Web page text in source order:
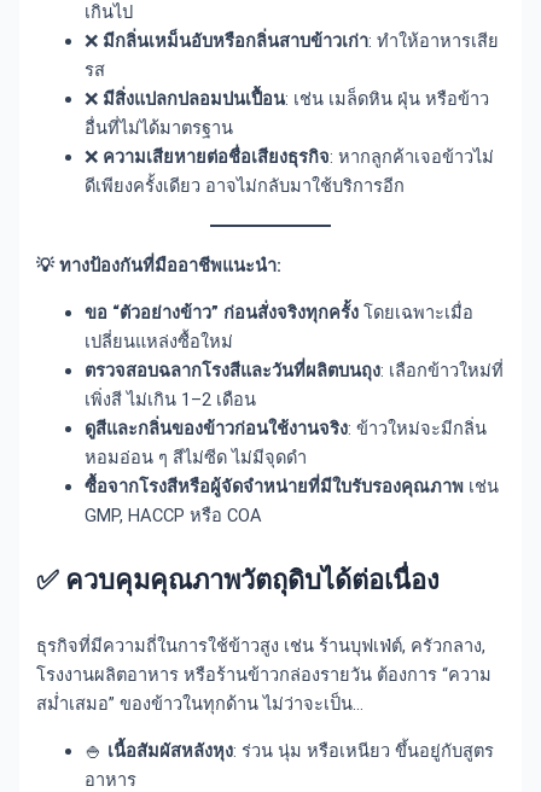
เกินไป
❌ มีกลิ่นเหม็นอับหรือกลิ่นสาบข้าวเก่า: ทำให้อาหารเสีย
รส
❌ มีสิ่งแปลกปลอมปนเปื้อน: เช่น เมล็ดหิน ฝุ่น หรือข้าว
อื่นที่ไม่ได้มาตรฐาน
❌ ความเสียหายต่อชื่อเสียงธุรกิจ: หากลูกค้าเจอข้าวไม่
ดีเพียงครั้งเดียว อาจไม่กลับมาใช้บริการอีก
💡 ทางป้องกันที่มืออาชีพแนะนำ:
ขอ “ตัวอย่างข้าว” ก่อนสั่งจริงทุกครั้ง โดยเฉพาะเมื่อ
เปลี่ยนแหล่งซื้อใหม่
ตรวจสอบฉลากโรงสีและวันที่ผลิตบนถุง: เลือกข้าวใหม่ที่
เพิ่งสี ไม่เกิน 1–2 เดือน
ดูสีและกลิ่นของข้าวก่อนใช้งานจริง: ข้าวใหม่จะมีกลิ่น
หอมอ่อน ๆ สีไม่ซีด ไม่มีจุดดำ
ซื้อจากโรงสีหรือผู้จัดจำหน่ายที่มีใบรับรองคุณภาพ เช่น
GMP, HACCP หรือ COA
✅ ควบคุมคุณภาพวัตถุดิบได้ต่อเนื่อง
ธุรกิจที่มีความถี่ในการใช้ข้าวสูง เช่น ร้านบุฟเฟ่ต์, ครัวกลาง,
โรงงานผลิตอาหาร หรือร้านข้าวกล่องรายวัน ต้องการ “ความ
สม่ำเสมอ” ของข้าวในทุกด้าน ไม่ว่าจะเป็น…
🍚 เนื้อสัมผัสหลังหุง: ร่วน นุ่ม หรือเหนียว ขึ้นอยู่กับสูตร
อาหาร